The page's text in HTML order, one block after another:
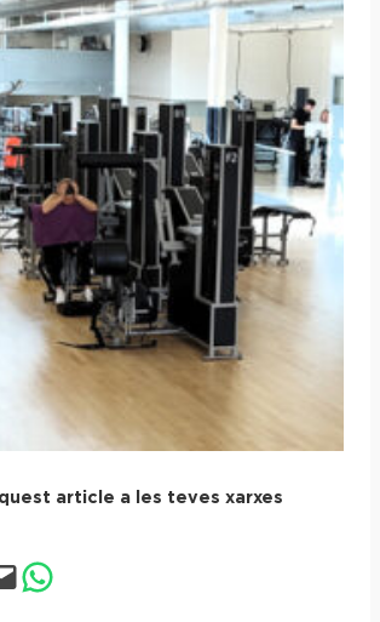
article a les teves xarxes
LinkedIn
this Page
Share on WhatsApp